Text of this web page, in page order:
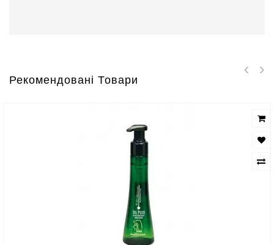
Рекомендовані Товари